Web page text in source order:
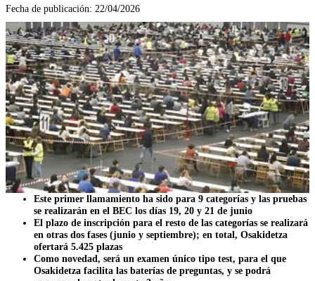
Fecha de publicación: 22/04/2026
Este primer llamamiento ha sido para 9 categorías y las pruebas
se realizarán en el BEC los días 19, 20 y 21 de junio
El plazo de inscripción para el resto de las categorías se realizará
en otras dos fases (junio y septiembre); en total, Osakidetza
ofertará 5.425 plazas
Como novedad, será un examen único tipo test, para el que
Osakidetza facilita las baterías de preguntas, y se podrá